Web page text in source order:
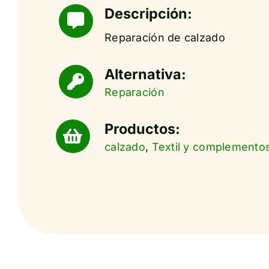
Descripción:
Reparación de calzado
Alternativa:
Reparación
Productos:
calzado, Textil y